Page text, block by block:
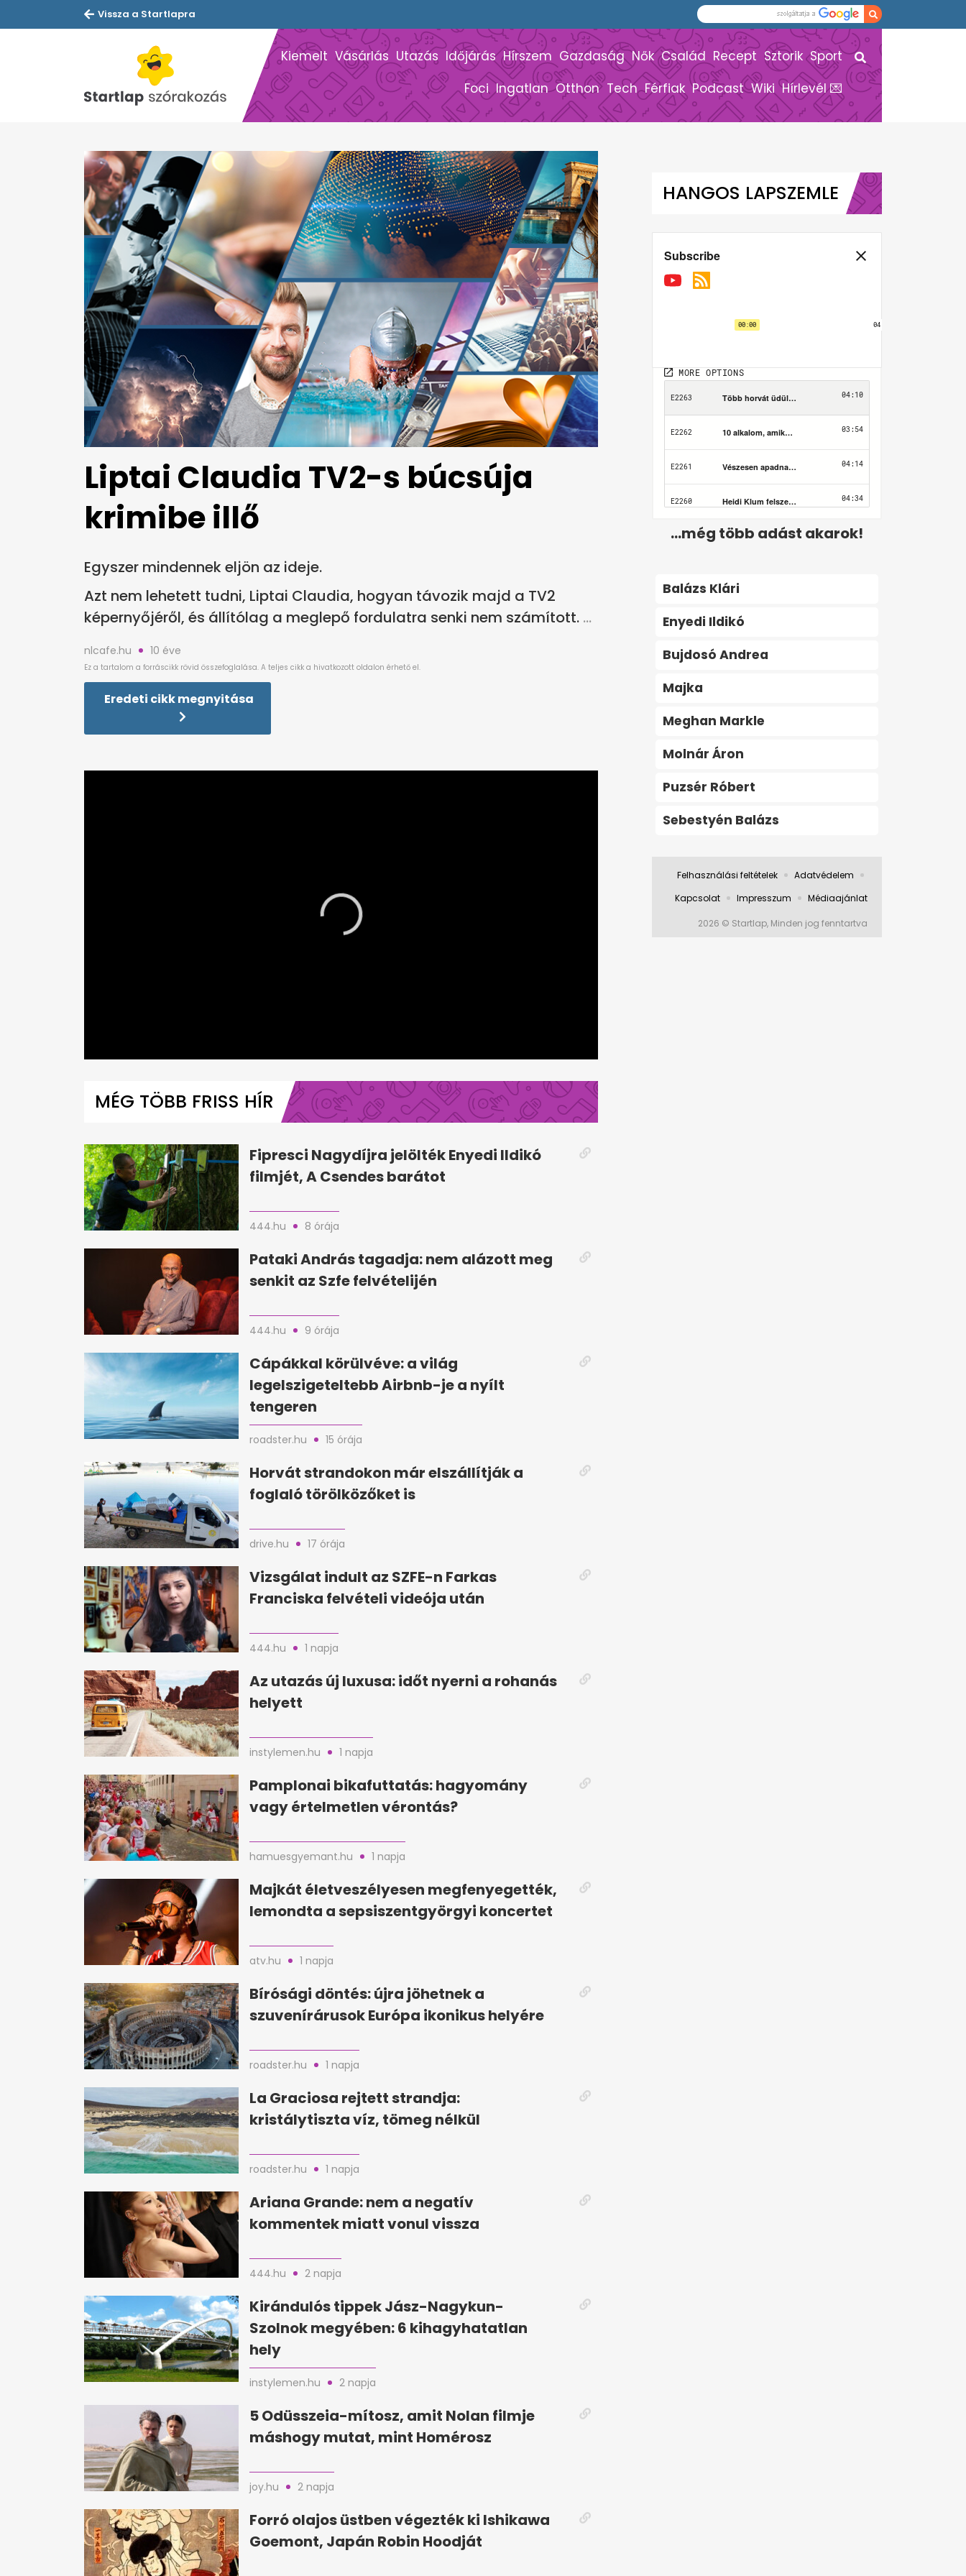
Vissza a Startlapra
Kiemelt Vásárlás Utazás Időjárás Hírszem Gazdaság Nők Család Recept Sztorik Sport
Foci Ingatlan Otthon Tech Férfiak Podcast Wiki Hírlevél 💌
Liptai Claudia TV2-s búcsúja
krimibe illő
Egyszer mindennek eljön az ideje.
Azt nem lehetett tudni, Liptai Claudia, hogyan távozik majd a TV2
képernyőjéről, és állítólag a meglepő fordulatra senki nem számított.
nlcafe.hu 10 éve
Eredeti cikk megnyitása
minute,
0%
MÉG TÖBB FRISS HÍR
Fipresci Nagydíjra jelölték Enyedi Ildikó
filmjét, A Csendes barátot
444.hu 8 órája
Pataki András tagadja: nem alázott meg
senkit az Szfe felvételijén
444.hu 9 órája
Cápákkal körülvéve: a világ
legelszigeteltebb Airbnb-je a nyílt
tengeren
roadster.hu 15 órája
Horvát strandokon már elszállítják a
foglaló törölközőket is
drive.hu 17 órája
Vizsgálat indult az SZFE-n Farkas
Franciska felvételi videója után
444.hu 1 napja
Az utazás új luxusa: időt nyerni a rohanás
helyett
instylemen.hu 1 napja
Pamplonai bikafuttatás: hagyomány
vagy értelmetlen vérontás?
hamuesgyemant.hu 1 napja
Majkát életveszélyesen megfenyegették,
lemondta a sepsiszentgyörgyi koncertet
atv.hu 1 napja
Bírósági döntés: újra jöhetnek a
szuvenírárusok Európa ikonikus helyére
roadster.hu 1 napja
La Graciosa rejtett strandja:
kristálytiszta víz, tömeg nélkül
roadster.hu 1 napja
Ariana Grande: nem a negatív
kommentek miatt vonul vissza
444.hu 2 napja
Kirándulós tippek Jász-Nagykun-
Szolnok megyében: 6 kihagyhatatlan
hely
instylemen.hu 2 napja
5 Odüsszeia-mítosz, amit Nolan filmje
máshogy mutat, mint Homérosz
joy.hu 2 napja
Forró olajos üstben végezték ki Ishikawa
Goemont, Japán Robin Hoodját
HANGOS LAPSZEMLE
...még több adást akarok!
Balázs Klári
Enyedi Ildikó
Bujdosó Andrea
Majka
Meghan Markle
Molnár Áron
Puzsér Róbert
Sebestyén Balázs
Felhasználási feltételek
Adatvédelem
Kapcsolat
Impresszum Médiaajánlat
2026 © Startlap, Minden jog fenntartva